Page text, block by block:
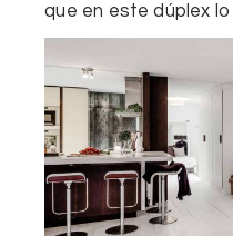
que en este dúplex